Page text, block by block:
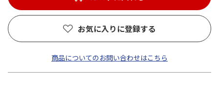
お気に入りに登録する
商品についてのお問い合わせはこちら